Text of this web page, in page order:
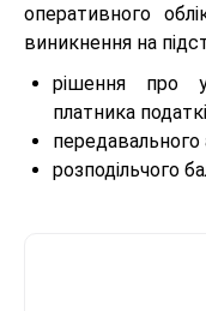
оперативного
виникнення на
рішення про
платника
передавального
розподільчого